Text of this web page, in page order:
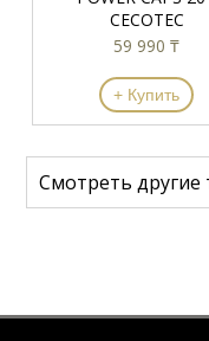
CECOTEC
59 990 ₸
+ Купить
Смотреть